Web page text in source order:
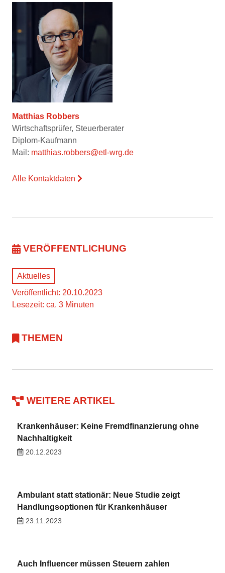
Matthias Robbers
Wirtschaftsprüfer, Steuerberater
Diplom-Kaufmann
Mail: matthias.robbers@etl-wrg.de
Alle Kontaktdaten
VERÖFFENTLICHUNG
Aktuelles
Veröffentlicht: 20.10.2023
Lesezeit: ca. 3 Minuten
THEMEN
WEITERE ARTIKEL
Krankenhäuser: Keine Fremdfinanzierung ohne
Nachhaltigkeit
20.12.2023
Ambulant statt stationär: Neue Studie zeigt
Handlungsoptionen für Krankenhäuser
23.11.2023
Auch Influencer müssen Steuern zahlen